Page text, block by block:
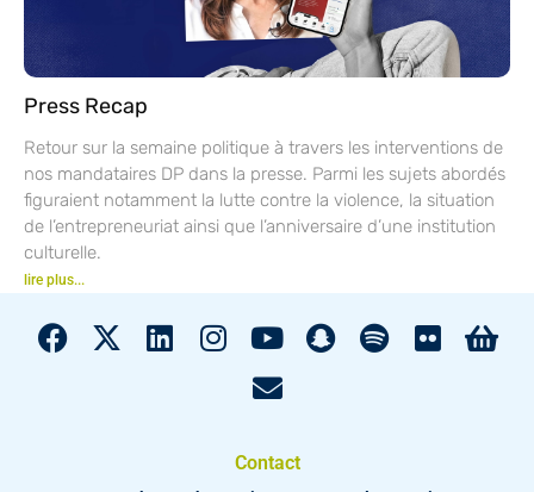
Press Recap
Retour sur la semaine politique à travers les interventions de
nos mandataires DP dans la presse. Parmi les sujets abordés
figuraient notamment la lutte contre la violence, la situation
de l’entrepreneuriat ainsi que l’anniversaire d’une institution
culturelle.
lire plus...
Contact